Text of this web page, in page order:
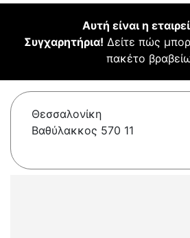
Αυτή είναι η
Συγχαρητήρια! Δείτε πώς
πακέτο
Θεσσαλονίκη
Βαθύλακκος 570 11